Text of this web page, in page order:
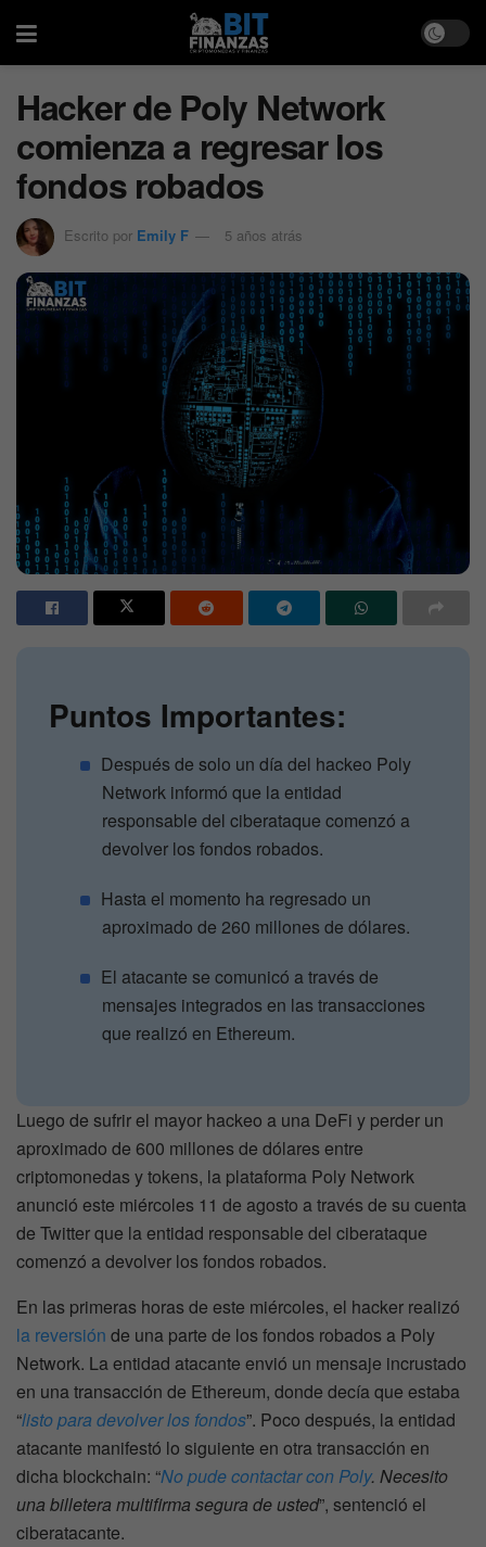
Hacker de Poly Network
comienza a regresar los
fondos robados
Escrito por Emily F 5 años atrás
Puntos Importantes:
Después de solo un día del hackeo Poly
Network informó que la entidad
responsable del ciberataque comenzó a
devolver los fondos robados.
Hasta el momento ha regresado un
aproximado de 260 millones de dólares.
El atacante se comunicó a través de
mensajes integrados en las transacciones
que realizó en Ethereum.
Luego de sufrir el mayor hackeo a una DeFi y perder un
aproximado de 600 millones de dólares entre
criptomonedas y tokens, la plataforma Poly Network
anunció este miércoles 11 de agosto a través de su cuenta
de Twitter que la entidad responsable del ciberataque
comenzó a devolver los fondos robados.
En las primeras horas de este miércoles, el hacker realizó
la reversión de una parte de los fondos robados a Poly
Network. La entidad atacante envió un mensaje incrustado
en una transacción de Ethereum, donde decía que estaba
“listo para devolver los fondos”. Poco después, la entidad
atacante manifestó lo siguiente en otra transacción en
dicha blockchain: “No pude contactar con Poly. Necesito
una billetera multifirma segura de usted”, sentenció el
ciberatacante.